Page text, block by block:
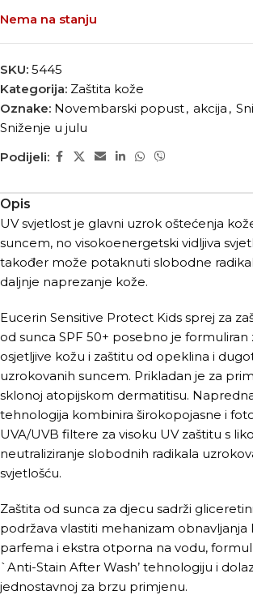
Nema na stanju
SKU: 5445
Kategorija: Zaštita kože
Oznake: Novembarski popust, akcija ,
Sniženje u julu
Podijeli:
Opis
UV svjetlost je glavni uzrok oštećenja
suncem, no visokoenergetski vidljiva
također može potaknuti slobodne
daljnje naprezanje kože.
Eucerin Sensitive Protect Kids sprej za
od sunca SPF 50+ posebno je formuliran
osjetljive kožu i zaštitu od opeklina i
uzrokovanih suncem. Prikladan je za
sklonoj atopijskom dermatitisu.
tehnologija kombinira širokopojasne i
UVA/UVB filtere za visoku UV zaštitu s
neutraliziranje slobodnih radikala
svjetlošću.
Zaštita od sunca za djecu sadrži
podržava vlastiti mehanizam obnavljanja
parfema i ekstra otporna na vodu,
`Anti-Stain After Wash’ tehnologiju i
jednostavnoj za brzu primjenu.